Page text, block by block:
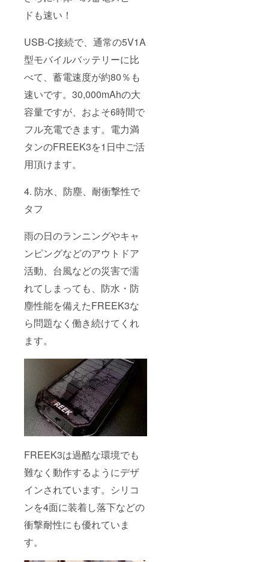
ドも速い！
USB-C接続で、通常の5V1A
型モバイルバッテリーに比
べて、蓄電速度が約80％も
速いです。30,000mAhの大
容量ですが、およそ6時間で
フル充電できます。電力満
タンのFREEK3を1日中ご活
用頂けます。
4. 防水、防塵、耐衝撃性で
タフ
雨の日のランニングやキャ
ンピングなどのアウトドア
活動、台風などの災害で濡
れてしまっても、防水・防
塵性能を備えたFREEK3な
ら問題なく働き続けてくれ
ます。
FREEK3は過酷な環境でも
難なく動作するようにデザ
インされています。シリコ
ンを4面に装着し落下などの
衝撃耐性にも優れていま
す。